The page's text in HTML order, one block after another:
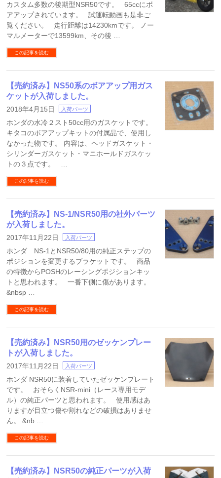
カスタム多数の後期型NSR50です。 65ccにボ
アアップされています。 試運転動画も是非ご
覧ください。 走行距離は14230kmです。 ノー
マルメーターで13599km、その後 …
この記事を読む
【売約済み】NS50系のボアアップ用ガス
ケットが入荷しました。
2018年4月15日 入荷パーツ
ホンダの水冷２スト50cc用のガスケットです。
キタコのボアアップキットの付属品で、使用し
なかった物です。 内容は、ヘッドガスケット・
シリンダーガスケット・マニホールドガスケッ
トの３点です。 …
この記事を読む
【売約済み】NS-1/NSR50用の社外パーツ
が入荷しました。
2017年11月22日 入荷パーツ
ホンダ NS-1とNSR50/80用の純正ステップの
ポジションを変更するブラケットです。 商品
の特徴からPOSHのレーシングポジションキッ
トと思われます。 一番下側に傷があります。
&nbsp …
この記事を読む
【売約済み】NSR50用のゼッケンプレー
トが入荷しました。
2017年11月22日 入荷パーツ
ホンダ NSR50に装着していたゼッケンプレート
です。 おそらくNSR-mini（レース専用モデ
ル）の純正パーツと思われます。 使用感はあ
りますが目立つ傷や割れなどの破損はありませ
ん。 &nb …
この記事を読む
【売約済み】NSR50の純正パーツが入荷